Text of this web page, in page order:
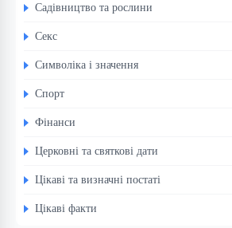
Садівництво та рослини
Секс
Символіка і значення
Спорт
Фінанси
Церковні та святкові дати
Цікаві та визначні постаті
Цікаві факти